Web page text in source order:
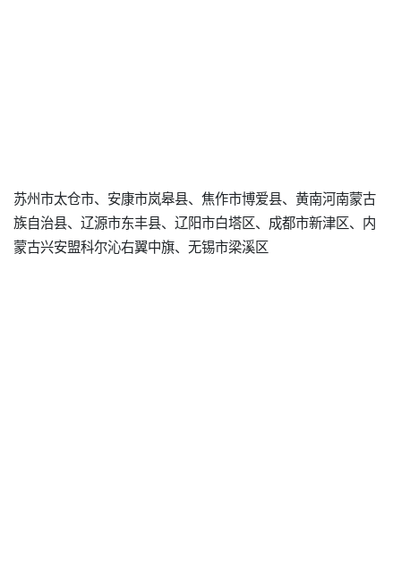
苏州市太仓市、安康市岚皋县、焦作市博爱县、黄南河南蒙古
族自治县、辽源市东丰县、辽阳市白塔区、成都市新津区、内
蒙古兴安盟科尔沁右翼中旗、无锡市梁溪区